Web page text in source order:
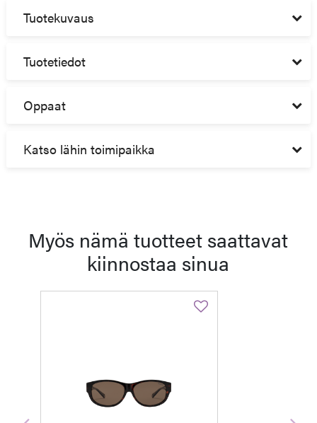
Tuotekuvaus
Tuotetiedot
Oppaat
Katso lähin toimipaikka
Myös nämä tuotteet saattavat
kiinnostaa sinua